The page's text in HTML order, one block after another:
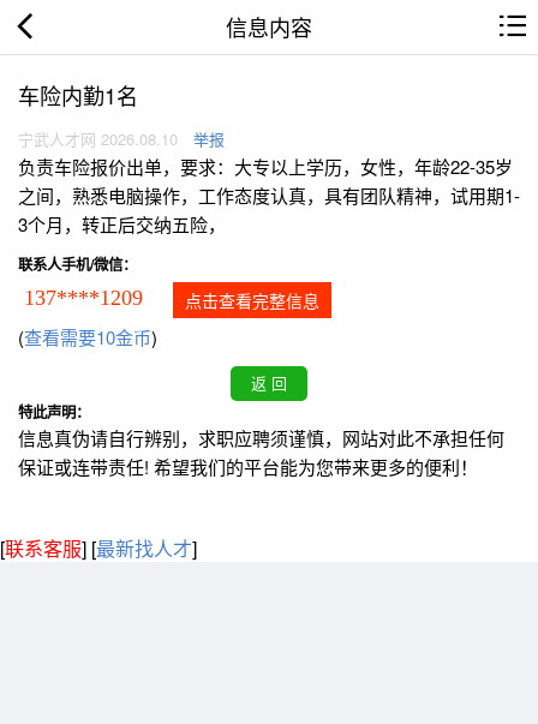
信息内容
车险内勤1名
宁武人才网 2026.08.10 举报
负责车险报价出单，要求：大专以上学历，女性，年龄22-35岁
之间，熟悉电脑操作，工作态度认真，具有团队精神，试用期1-
3个月，转正后交纳五险，
联系人手机/微信：
137****1209 点击查看完整信息
(查看需要10金币)
特此声明：
信息真伪请自行辨别，求职应聘须谨慎，网站对此不承担任何
保证或连带责任! 希望我们的平台能为您带来更多的便利！
[联系客服] [最新找人才]